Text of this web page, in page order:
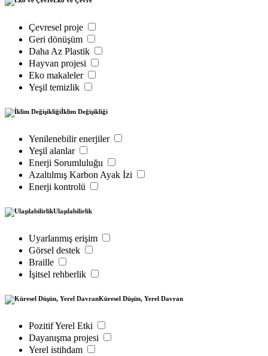
Çevresel proje
Geri dönüşüm
Daha Az Plastik
Hayvan projesi
Eko makaleler
Yeşil temizlik
İklim Değişikliği
Yenilenebilir enerjiler
Yeşil alanlar
Enerji Sorumluluğu
Azaltılmış Karbon Ayak İzi
Enerji kontrolü
Ulaşılabilirlik
Uyarlanmış erişim
Görsel destek
Braille
İşitsel rehberlik
Küresel Düşün, Yerel Davran
Pozitif Yerel Etki
Dayanışma projesi
Yerel istihdam